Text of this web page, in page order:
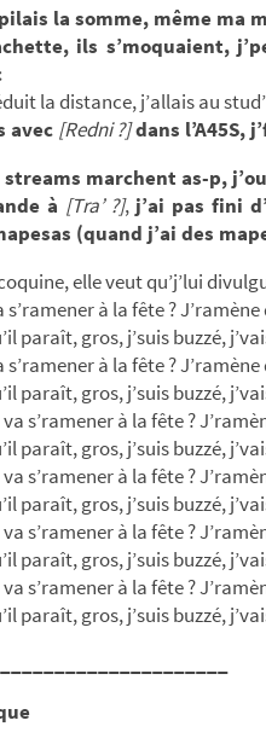
la somme, même ma
ils s’moquaient,
la distance, j’allais au
avec [Redni ?]dans l’A45S,
streams marchent as-p,
à [Tra’ ?],j’ai pas fini
(quand j’ai des
elle veut qu’j’lui
s’ramener à la fête ?
paraît, gros, j’suis buzzé,
s’ramener à la fête ?
paraît, gros, j’suis buzzé,
s’ramener à la fête ?
paraît, gros, j’suis buzzé,
s’ramener à la fête ?
paraît, gros, j’suis buzzé,
s’ramener à la fête ?
paraît, gros, j’suis buzzé,
s’ramener à la fête ?
paraît, gros, j’suis buzzé,